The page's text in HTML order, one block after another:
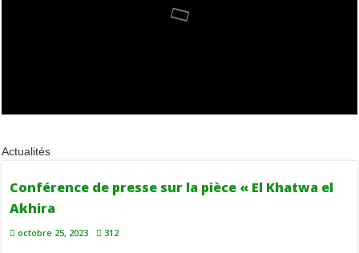
Actualités
Conférence de presse sur la pièce « El Khatwa el
Akhira
octobre 25, 2023 312